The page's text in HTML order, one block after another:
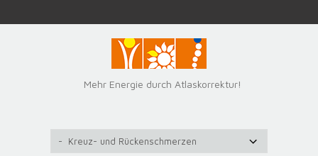
Mehr Energie durch Atlaskorrektur!